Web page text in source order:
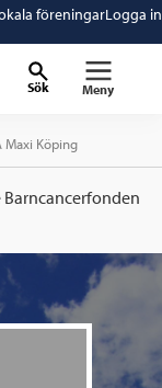
föreningarLogga in
Sök Meny
Maxi Köping